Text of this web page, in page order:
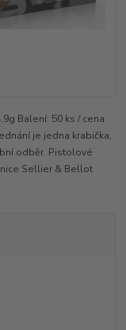
Balení: 50 ks / cena
je jedna krabička,
odběr. Pistolové
Sellier & Bellot